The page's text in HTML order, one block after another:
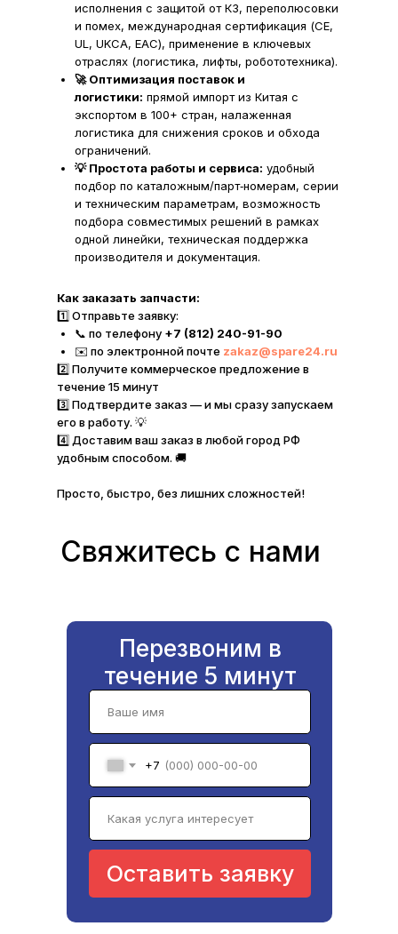
Как заказать запчасти:
1️⃣ Отправьте заявку:
📞 по телефону +7 (812) 240-91-90
✉️ по электронной почте zakaz@spare24.ru
2️⃣ Получите коммерческое предложение в
течение 15 минут
3️⃣ Подтвердите заказ — и мы сразу запускаем
его в работу. 💡
4️⃣ Доставим ваш заказ в любой город РФ
удобным способом. 🚚
Просто, быстро, без лишних сложностей!
исполнения с защитой от КЗ, переполюсовки
и помех, международная сертификация (CE,
UL, UKCA, EAC), применение в ключевых
отраслях (логистика, лифты, робототехника).
🚀 Оптимизация поставок и
логистики: прямой импорт из Китая с
экспортом в 100+ стран, налаженная
логистика для снижения сроков и обхода
ограничений.
💡 Простота работы и сервиса: удобный
подбор по каталожным/парт‑номерам, серии
и техническим параметрам, возможность
подбора совместимых решений в рамках
одной линейки, техническая поддержка
производителя и документация.
Свяжитесь с нами
+7
Оставить заявку
Перезвоним в
течение 5 минут